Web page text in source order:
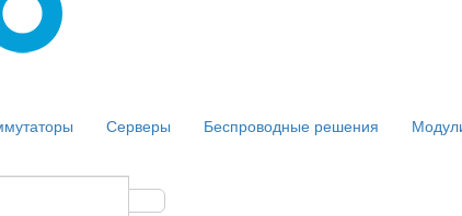
Серверы Беспроводные решения